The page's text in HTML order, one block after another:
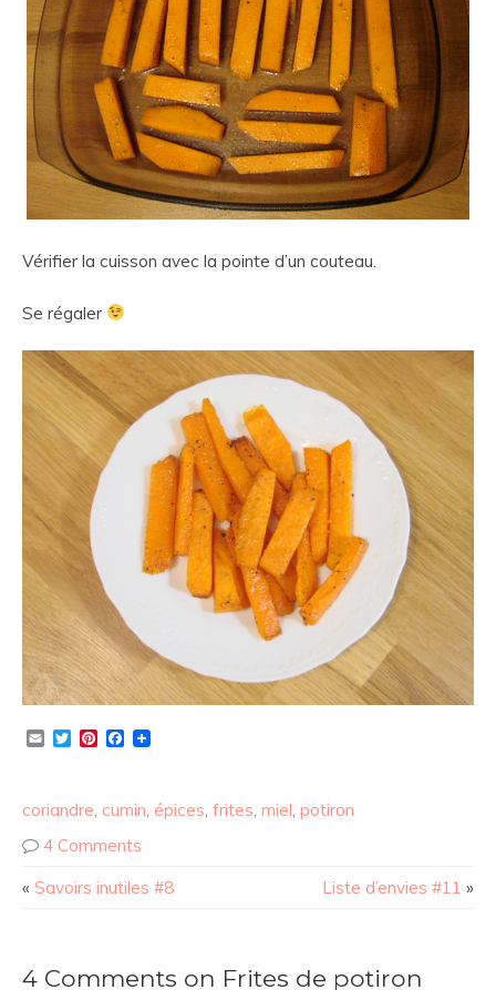
Vérifier la cuisson avec la pointe d’un couteau.
Se régaler
EmailTwitterPinterestFacebook
coriandre cumin épices frites miel potiron
4 Comments
« Savoirs inutiles #8 Liste d’envies #11 »
4 Comments on Frites de potiron